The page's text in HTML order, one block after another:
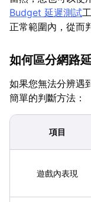
Budget 延遲測試
正常範圍內，從而
如何區分網路
如果您無法分辨遇
簡單的判斷方法：
項目
遊戲內表現